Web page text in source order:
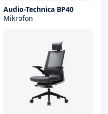
Audio-Technica BP40
Mikrofon